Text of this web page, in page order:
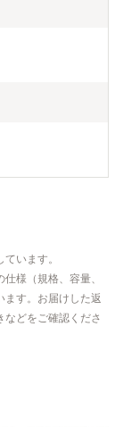
います。
様（規格、容量、
ます。お届けした返
などをご確認くださ